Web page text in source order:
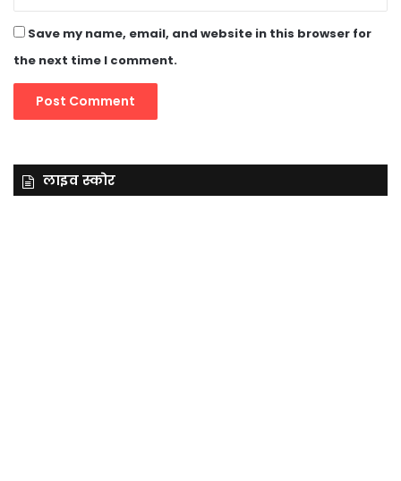
Save my name, email, and website in this browser for
the next time I comment.
लाइव स्कोर